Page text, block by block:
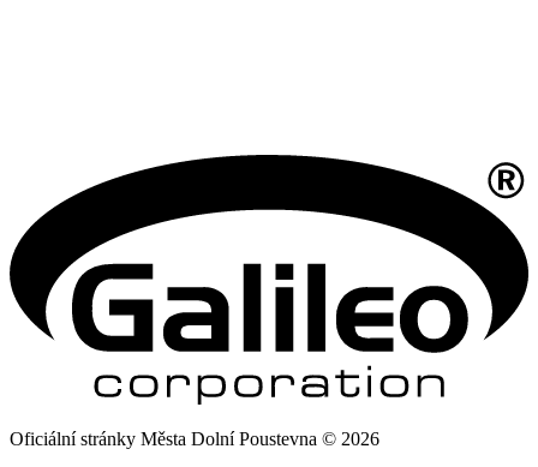
Oficiální stránky Města Dolní Poustevna © 2026